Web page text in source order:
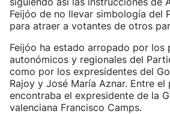
Feijóo de no llevar simbología del
para atraer a votantes de otros
Feijóo ha estado arropado por los
autonómicos y regionales del
como por los expresidentes del
Rajoy y José María Aznar. Entre
encontraba el expresidente de la
valenciana Francisco Camps.